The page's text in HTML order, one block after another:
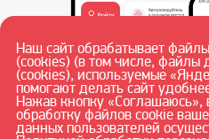
Наш сайт обрабатывает
(cookies) (в том числе, файлы
(cookies), используемые
помогают делать сайт
Нажав кнопку «Соглашаюсь»,
обработку файлов cookie
данных пользователей